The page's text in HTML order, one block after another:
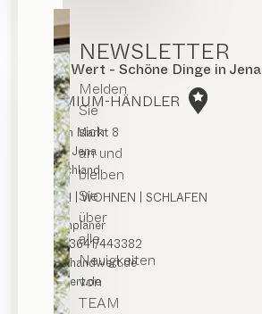
NEWSLETTER
Melden
Sie
sich
an und
bleiben
Sie
über
alle
Neuigkeiten
von
TEAM
HandWert - Schöne Dinge in Jena
PREMIUM-HÄNDLER
Unterm Markt 8
07743 Jena
Deutschland
ESSEN | WOHNEN | SCHLAFEN
Routenplaner
0049/3641/443382
post@handwert.de
handwert.de